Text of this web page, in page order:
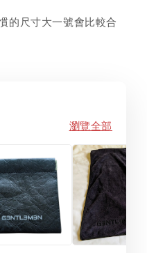
的尺寸大一號會比較合
瀏覽全部